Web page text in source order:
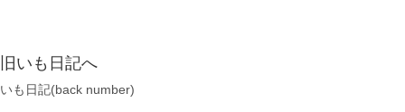
旧いも日記へ
いも日記(back number)